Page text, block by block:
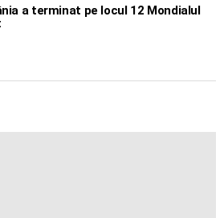
a terminat pe locul 12 Mondialul